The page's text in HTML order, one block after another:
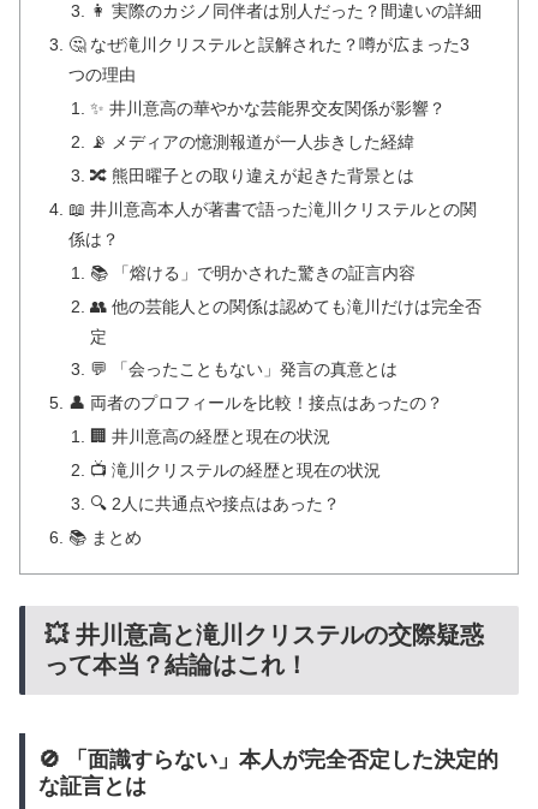
👩 実際のカジノ同伴者は別人だった？間違いの詳細
🤔 なぜ滝川クリステルと誤解された？噂が広まった3
つの理由
✨ 井川意高の華やかな芸能界交友関係が影響？
📡 メディアの憶測報道が一人歩きした経緯
🔀 熊田曜子との取り違えが起きた背景とは
📖 井川意高本人が著書で語った滝川クリステルとの関
係は？
📚 「熔ける」で明かされた驚きの証言内容
👥 他の芸能人との関係は認めても滝川だけは完全否
定
💬 「会ったこともない」発言の真意とは
👤 両者のプロフィールを比較！接点はあったの？
🏢 井川意高の経歴と現在の状況
📺 滝川クリステルの経歴と現在の状況
🔍 2人に共通点や接点はあった？
📚 まとめ
💥 井川意高と滝川クリステルの交際疑惑
って本当？結論はこれ！
🚫 「面識すらない」本人が完全否定した決定的
な証言とは